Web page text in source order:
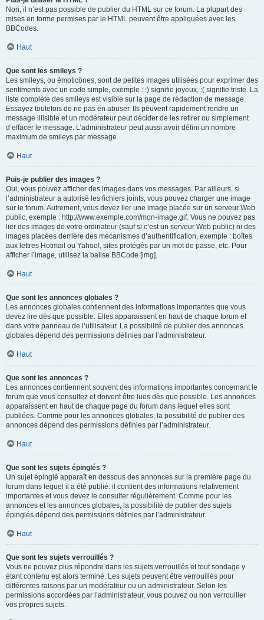
Non, il n’est pas possible de publier du HTML sur ce forum. La plupart des
mises en forme permises par le HTML peuvent être appliquées avec les
BBCodes.
Haut
Que sont les smileys ?
Les smileys, ou émoticônes, sont de petites images utilisées pour exprimer des
sentiments avec un code simple, exemple : :) signifie joyeux, :( signifie triste. La
liste complète des smileys est visible sur la page de rédaction de message.
Essayez toutefois de ne pas en abuser. Ils peuvent rapidement rendre un
message illisible et un modérateur peut décider de les retirer ou simplement
d’effacer le message. L’administrateur peut aussi avoir défini un nombre
maximum de smileys par message.
Haut
Puis-je publier des images ?
Oui, vous pouvez afficher des images dans vos messages. Par ailleurs, si
l’administrateur a autorisé les fichiers joints, vous pouvez charger une image
sur le forum. Autrement, vous devez lier une image placée sur un serveur Web
public, exemple : http://www.exemple.com/mon-image.gif. Vous ne pouvez pas
lier des images de votre ordinateur (sauf si c’est un serveur Web public) ni des
images placées derrière des mécanismes d’authentification, exemple : boîtes
aux lettres Hotmail ou Yahoo!, sites protégés par un mot de passe, etc. Pour
afficher l’image, utilisez la balise BBCode [img].
Haut
Que sont les annonces globales ?
Les annonces globales contiennent des informations importantes que vous
devez lire dès que possible. Elles apparaissent en haut de chaque forum et
dans votre panneau de l’utilisateur. La possibilité de publier des annonces
globales dépend des permissions définies par l’administrateur.
Haut
Que sont les annonces ?
Les annonces contiennent souvent des informations importantes concernant le
forum que vous consultez et doivent être lues dès que possible. Les annonces
apparaissent en haut de chaque page du forum dans lequel elles sont
publiées. Comme pour les annonces globales, la possibilité de publier des
annonces dépend des permissions définies par l’administrateur.
Haut
Que sont les sujets épinglés ?
Un sujet épinglé apparaît en dessous des annonces sur la première page du
forum dans lequel il a été publié. il contient des informations relativement
importantes et vous devez le consulter régulièrement. Comme pour les
annonces et les annonces globales, la possibilité de publier des sujets
épinglés dépend des permissions définies par l’administrateur.
Haut
Que sont les sujets verrouillés ?
Vous ne pouvez plus répondre dans les sujets verrouillés et tout sondage y
étant contenu est alors terminé. Les sujets peuvent être verrouillés pour
différentes raisons par un modérateur ou un administrateur. Selon les
permissions accordées par l’administrateur, vous pouvez ou non verrouiller
vos propres sujets.